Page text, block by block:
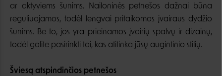
ar aktyviems šunims. Nailoninės petnešos dažnai būna
reguliuojamos, todėl lengvai pritaikomos įvairaus dydžio
šunims. Be to, jos yra prieinamos įvairių spalvų ir dizainų,
todėl galite pasirinkti tai, kas atitinka jūsų augintinio stilių.
Šviesą atspindinčios petnešos